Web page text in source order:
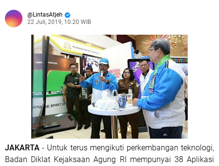
LintasAtjeh
22 Juli, 2019, 10.20 WIB
JAKARTA - Untuk terus mengikuti perkembangan teknologi,
Badan Diklat Kejaksaan Agung RI mempunyai 38 Aplikasi